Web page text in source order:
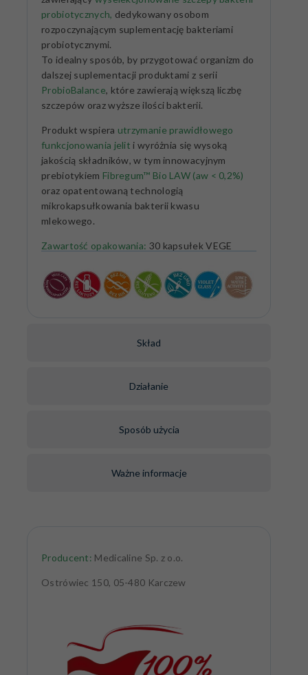
Skład
Działanie
Sposób użycia
Ważne informacje
probiotycznych, dedykowany osobom
rozpoczynającym suplementację bakteriami
probiotycznymi.
To idealny sposób, by przygotować organizm do
dalszej suplementacji produktami z serii
ProbioBalance, które zawierają większą liczbę
szczepów oraz wyższe ilości bakterii.
Produkt wspiera utrzymanie prawidłowego
funkcjonowania jelit i wyróżnia się wysoką
jakością składników, w tym innowacyjnym
prebiotykiem Fibregum™ Bio LAW (aw < 0,2%)
oraz opatentowaną technologią
mikrokapsułkowania bakterii kwasu
mlekowego.
Zawartość opakowania: 30 kapsułek VEGE
Producent: Medicaline Sp. z o.o.
Ostrówiec 150, 05-480 Karczew